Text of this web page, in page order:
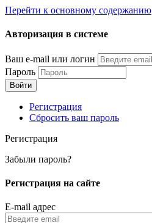
Перейти к основному содержанию
Авторизация в системе
Ваш e-mail или логин
Пароль
Регистрация
Сбросить ваш пароль
Регистрация
Забыли пароль?
Регистрация на сайте
E-mail адрес